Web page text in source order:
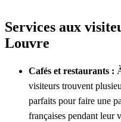
Services aux
Louvre
Cafés et restaurants :
visiteurs trouvent
parfaits pour faire une
françaises pendant leur